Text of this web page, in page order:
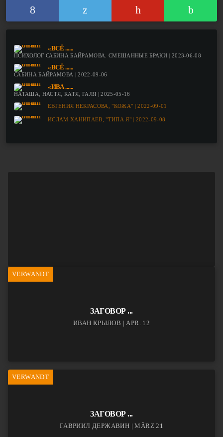
«ВСЁ ......
ПСИХОЛОГ САБИНА БАЙРАМОВА. СМЕШАННЫЕ БРАКИ | 2023-06-08
«ВСЁ ......
САБИНА БАЙРАМОВА | 2022-09-06
«ИВА ......
НАТАША, НАСТЯ, КАТЯ, ГАЛЯ | 2025-05-16
ЕВГЕНИЯ НЕКРАСОВА, "КОЖА" | 2022-09-01
ИСЛАМ ХАНИПАЕВ, "ТИПА Я" | 2022-09-08
VERWANDT
ЗАГОВОР ...
ИВАН КРЫЛОВ | APR. 12
VERWANDT
ЗАГОВОР ...
ГАВРИИЛ ДЕРЖАВИН | MÄRZ 21